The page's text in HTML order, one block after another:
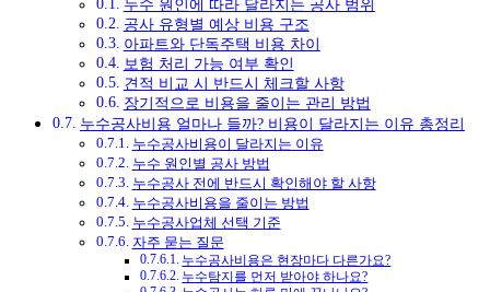
누수 원인에 따라 달라지는 공사 범위
공사 유형별 예상 비용 구조
아파트와 단독주택 비용 차이
보험 처리 가능 여부 확인
견적 비교 시 반드시 체크할 사항
장기적으로 비용을 줄이는 관리 방법
누수공사비용 얼마나 들까? 비용이 달라지는 이유 총정리
누수공사비용이 달라지는 이유
누수 원인별 공사 방법
누수공사 전에 반드시 확인해야 할 사항
누수공사비용을 줄이는 방법
누수공사업체 선택 기준
자주 묻는 질문
누수공사비용은 현장마다 다른가요?
누수탐지를 먼저 받아야 하나요?